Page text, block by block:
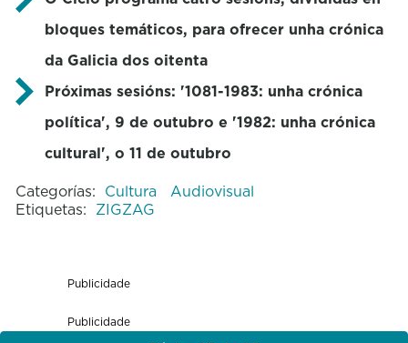
bloques temáticos, para ofrecer unha crónica
da Galicia dos oitenta
Próximas sesións: '1081-1983: unha crónica
política', 9 de outubro e '1982: unha crónica
cultural', o 11 de outubro
Categorías: Cultura
Audiovisual
Etiquetas: ZIGZAG
Publicidade
Publicidade